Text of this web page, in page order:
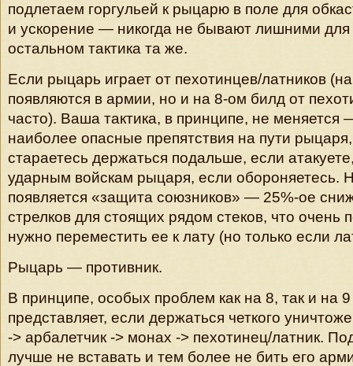
подлетаем горгульей к рыцарю в поле для
и ускорение — никогда не бывают лишними для
остальном тактика та же.
Если рыцарь играет от пехотинцев/латников
появляются в армии, но и на 8-ом билд от
часто). Ваша тактика, в принципе, не меняется
наиболее опасные препятствия на пути
стараетесь держаться подальше, если
ударным войскам рыцаря, если обороняетесь.
появляется «защита союзников» — 25%-ое
стрелков для стоящих рядом стеков, что очень
нужно переместить ее к лату (но только если
Рыцарь — противник.
В принципе, особых проблем как на 8, так и на
представляет, если держаться четкого
-> арбалетчик -> монах -> пехотинец/латник.
лучше не вставать и тем более не бить его